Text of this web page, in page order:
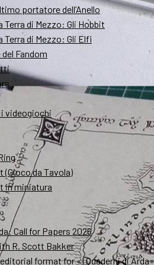
portatore dell’Anello
Terra di Mezzo: Gli Hobbit
Terra di Mezzo: Gli Elfi
Fandom
videogiochi
(Gioco da Tavola)
in miniatura
Call for Papers 2026
R. Scott Bakker
format for «I Quaderni di Arda»